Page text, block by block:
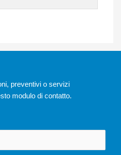
preventivi o servizi
modulo di contatto.